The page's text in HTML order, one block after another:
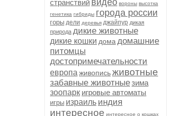
странствий видео вороны высотка
генетика гибриды города россии
горы дели деревья джайпур дикая
природа дикие животные
дикие кошки дома домашние
питомцы
достопримечательности
европа живописьживотные
забавные животныезима
зоопарк игровые автоматы
игры израиль индия
интересное интересное о кошках